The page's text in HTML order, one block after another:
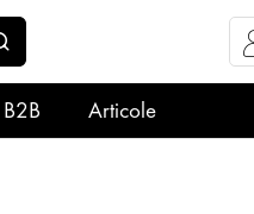
B2B Articole